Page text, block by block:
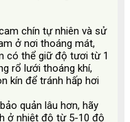
chín tự nhiên và sử
ở nơi thoáng mát,
có thể giữ độ tươi từ 1
rổ lưới thoáng khí,
kín để tránh hấp hơi
quản lâu hơn, hãy
ở nhiệt độ từ 5-10 độ